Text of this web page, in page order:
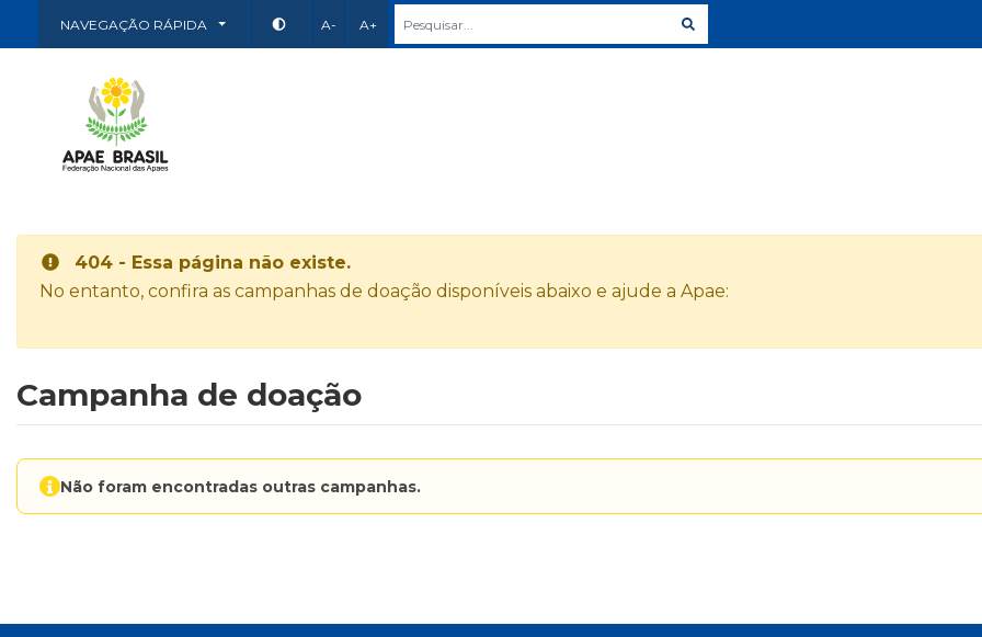
NAVEGAÇÃO RÁPIDA A- A+
404 - Essa página não existe.
No entanto, confira as campanhas de doação disponíveis abaixo e ajude a Apae:
Campanha de doação
Não foram encontradas outras campanhas.